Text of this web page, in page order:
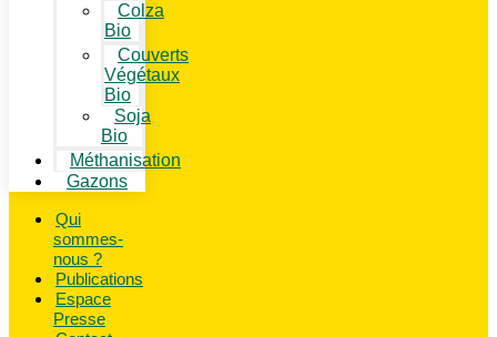
Colza
Bio
Couverts
Végétaux
Bio
Soja
Bio
Méthanisation
Gazons
Qui
sommes-
nous ?
Publications
Espace
Presse